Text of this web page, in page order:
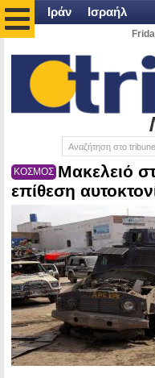
Ιράν Ισραήλ
ΚΟΣΜΟΣ Μακελειό
επίθεση